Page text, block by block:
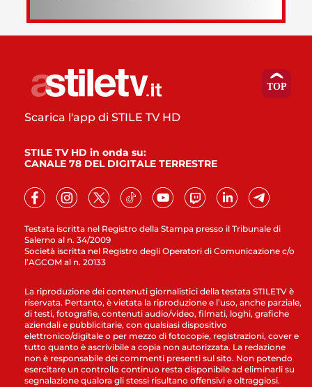
Testata iscritta nel Registro della Stampa presso il Tribunale di
Salerno al n. 34/2009
Società iscritta nel Registro degli Operatori di Comunicazione c/o
l’AGCOM al n. 20133
Scarica l'app di STILE TV HD
STILE TV HD in onda su:
CANALE 78 DEL DIGITALE TERRESTRE
La riproduzione dei contenuti giornalistici della testata STILETV è
riservata. Pertanto, è vietata la riproduzione e l’uso, anche parziale,
di testi, fotografie, contenuti audio/video, filmati, loghi, grafiche
aziendali e pubblicitarie, con qualsiasi dispositivo
elettronico/digitale o per mezzo di fotocopie, registrazioni, cover e
tutto quanto è ascrivibile a copia non autorizzata. La redazione
non è responsabile dei commenti presenti sul sito. Non potendo
esercitare un controllo continuo resta disponibile ad eliminarli su
segnalazione qualora gli stessi risultano offensivi e oltraggiosi.